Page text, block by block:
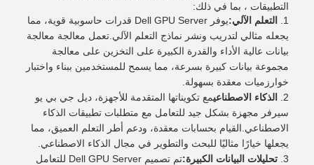
التطبيقات ، بما في ذلك:
التعلم الآلي:
يوفر Dell GPU Server قدرات حاسوبية قوية، مما
يجعله مثالي لتدريب ونشر نماذج التعلم الآلي.تعمل معالجة معالجة
بيانات عالية الأداء والقدرة الكبيرة على التخزين على معالجة
مجموعة بيانات كبيرة بسرعة، مما يسمح للمستخدمين ببناء واختبار
خوارزميات معقدة بسهولة.
الذكاء الاصطناعيمع تكويناتها المتقدمة للأجهزة، ديل جي بي يو
سيرفر مجهزة بشكل جيد للتعامل مع متطلبات تطبيقات الذكاء
الاصطناعي.القيام بحسابات معقدة، ودعم أطر التعلم العميق، مما
يجعلها خيارًا مثاليًا للبحث والتطوير في مجال الذكاء الاصطناعي.
تحليلات البيانات الكبيرة:
تم تصميم Dell GPU Server للتعامل